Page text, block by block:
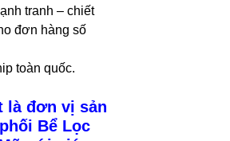
tranh – chiết
đơn hàng số
toàn quốc.
là đơn vị sản
Bể Lọc